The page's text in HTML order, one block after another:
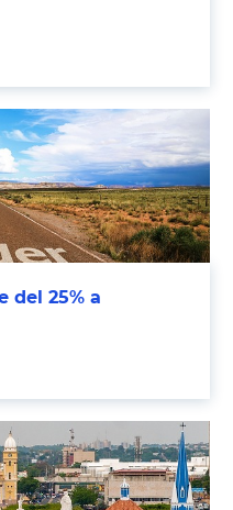
del 25% a